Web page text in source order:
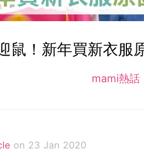
鼠！新年買新衣服
mami熱話
on 23 Jan 2020